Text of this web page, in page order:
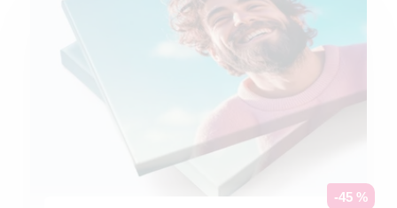
-45 %